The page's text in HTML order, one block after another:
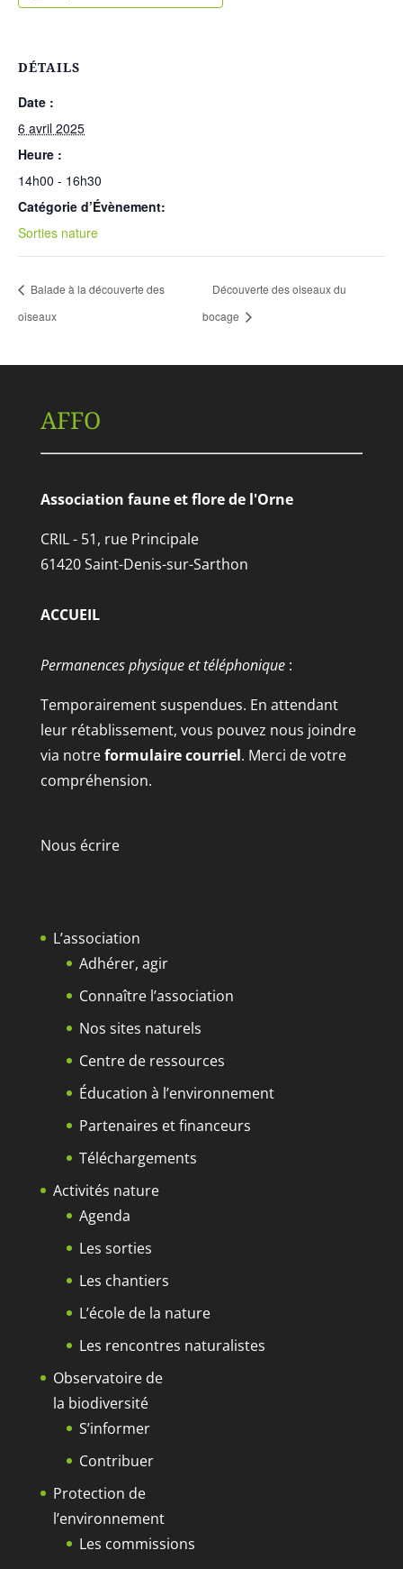
DÉTAILS
Date :
6 avril 2025
Heure :
14h00 - 16h30
Catégorie d’Évènement:
Sorties nature
Balade à la découverte des
oiseaux
Découverte des oiseaux du
bocage
AFFO
Association faune et flore de l'Orne
CRIL - 51, rue Principale
61420 Saint-Denis-sur-Sarthon
ACCUEIL
Permanences physique et téléphonique :
Temporairement suspendues. En attendant
leur rétablissement, vous pouvez nous joindre
via notreformulaire courriel. Merci de votre
compréhension.
Nous écrire
L’association
Adhérer, agir
Connaître l’association
Nos sites naturels
Centre de ressources
Éducation à l’environnement
Partenaires et financeurs
Téléchargements
Activités nature
Agenda
Les sorties
Les chantiers
L’école de la nature
Les rencontres naturalistes
Observatoire de
la biodiversité
S’informer
Contribuer
Protection de
l’environnement
Les commissions